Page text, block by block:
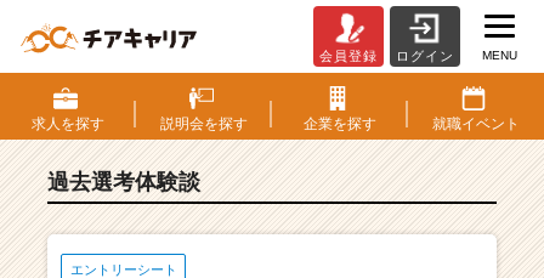
S・
選
考
験
会員登録 ログイン MENU
求人を探す 説明会を探す 企業を探す 就職イベント
過去選考体験談
エントリーシート